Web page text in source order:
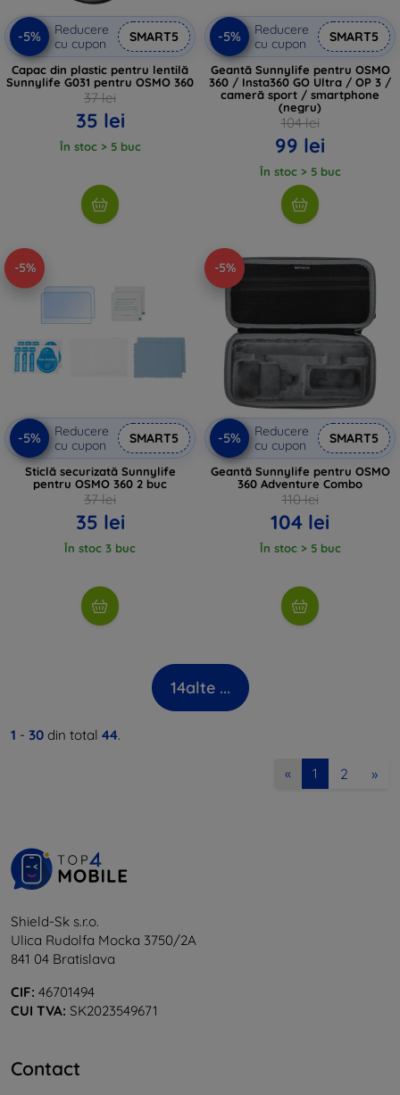
-5%
Reducere
cu cupon
SMART5
Capac din plastic pentru lentilă
Sunnylife G031 pentru OSMO 360
37 lei
35 lei
În stoc > 5 buc
-5%
Reducere
cu cupon
SMART5
Geantă Sunnylife pentru OSMO
360 / Insta360 GO Ultra / OP 3 /
cameră sport / smartphone
(negru)
104 lei
99 lei
În stoc > 5 buc
-5%
-5%
Reducere
cu cupon
SMART5
Sticlă securizată Sunnylife
pentru OSMO 360 2 buc
37 lei
35 lei
În stoc 3 buc
-5%
-5%
Reducere
cu cupon
SMART5
Geantă Sunnylife pentru OSMO
360 Adventure Combo
110 lei
104 lei
În stoc > 5 buc
14alte ...
1 - 30 din total 44.
« 1 2 »
Shield-Sk s.r.o.
Ulica Rudolfa Mocka 3750/2A
841 04 Bratislava
CIF: 46701494
CUI TVA: SK2023549671
Contact